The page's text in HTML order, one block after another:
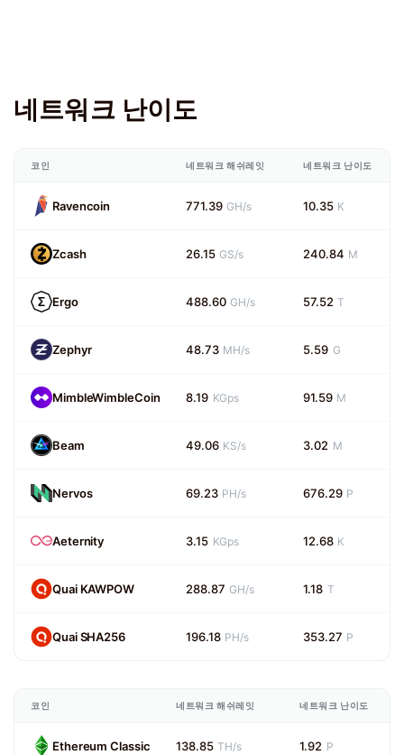
네트워크 난이도
코인 네트워크 해쉬레잇 네트워크 난이도
Ravencoin 771.39 GH/s 10.35 K
Zcash 26.15 GS/s 240.84 M
Ergo 488.60 GH/s 57.52 T
Zephyr 48.73 MH/s 5.59 G
MimbleWimbleCoin 8.19 KGps 91.59 M
Beam 49.06 KS/s 3.02 M
Nervos 69.23 PH/s 676.29 P
Aeternity 3.15 KGps 12.68 K
Quai KAWPOW 288.87 GH/s 1.18 T
Quai SHA256 196.18 PH/s 353.27 P
코인 네트워크 해쉬레잇 네트워크 난이도
Ethereum Classic 138.85 TH/s 1.92 P